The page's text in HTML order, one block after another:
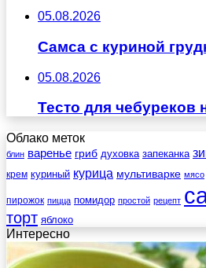
05.08.2026
Самса с куриной
05.08.2026
Тесто для чебуреков
Облако меток
блин варенье гриб духовка запеканка
крем куриный курица мультиварке мясо
пирожок пицца помидор простой рецепт
торт яблоко
Интересно